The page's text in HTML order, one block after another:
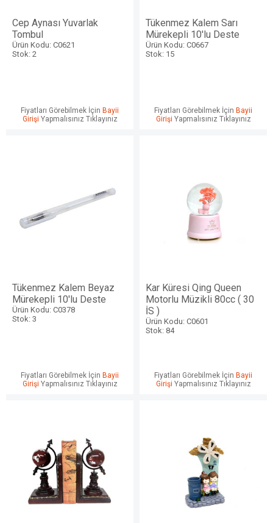
Cep Aynası Yuvarlak
Tombul
Ürün Kodu: C0621
Stok: 2
Fiyatları Görebilmek İçin Bayii
Girişi Yapmalısınız Tıklayınız
Tükenmez Kalem Sarı
Mürekepli 10'lu Deste
Ürün Kodu: C0667
Stok: 15
Fiyatları Görebilmek İçin Bayii
Girişi Yapmalısınız Tıklayınız
Tükenmez Kalem Beyaz
Mürekepli 10'lu Deste
Ürün Kodu: C0378
Stok: 3
Fiyatları Görebilmek İçin Bayii
Girişi Yapmalısınız Tıklayınız
Kar Küresi Qing Queen
Motorlu Müzikli 80cc ( 30
İS )
Ürün Kodu: C0601
Stok: 84
Fiyatları Görebilmek İçin Bayii
Girişi Yapmalısınız Tıklayınız